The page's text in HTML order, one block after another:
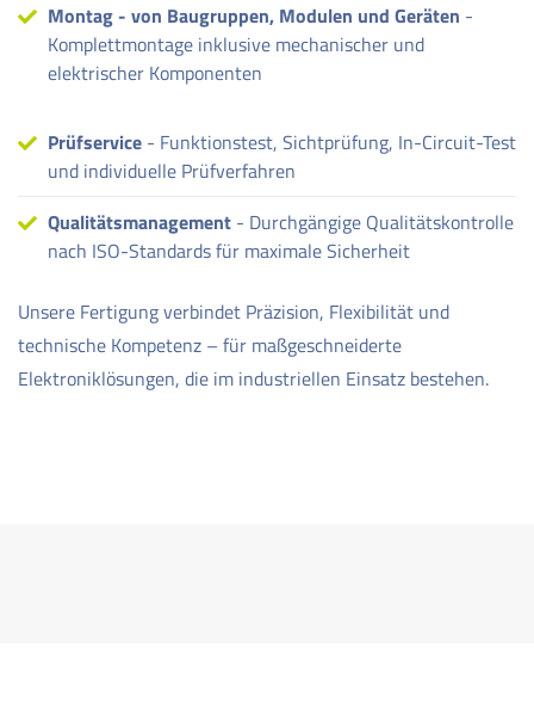
Montag - von Baugruppen, Modulen und Geräten -
Komplettmontage inklusive mechanischer und
elektrischer Komponenten
Prüfservice - Funktionstest, Sichtprüfung, In-Circuit-Test
und individuelle Prüfverfahren
Qualitätsmanagement - Durchgängige Qualitätskontrolle
nach ISO-Standards für maximale Sicherheit
Unsere Fertigung verbindet Präzision, Flexibilität und
technische Kompetenz – für maßgeschneiderte
Elektroniklösungen, die im industriellen Einsatz bestehen.